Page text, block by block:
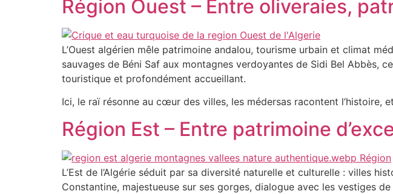
Région Ouest – Entre oliveraies,
L’Ouest algérien mêle patrimoine andalou, tourisme urbain et climat
sauvages de Béni Saf aux montagnes verdoyantes de Sidi Bel Abbès,
touristique et profondément accueillant.
Ici, le raï résonne au cœur des villes, les médersas racontent l’histoire,
Région Est – Entre patrimoine
L’Est de l’Algérie séduit par sa diversité naturelle et culturelle : villes
Constantine, majestueuse sur ses gorges, dialogue avec les vestiges